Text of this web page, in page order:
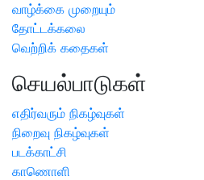
வாழ்க்கை முறையும்
தோட்டக்கலை
வெற்றிக் கதைகள்
செயல்பாடுகள்
எதிர்வரும் நிகழ்வுகள்
நிறைவு நிகழ்வுகள்
படக்காட்சி
காணொளி